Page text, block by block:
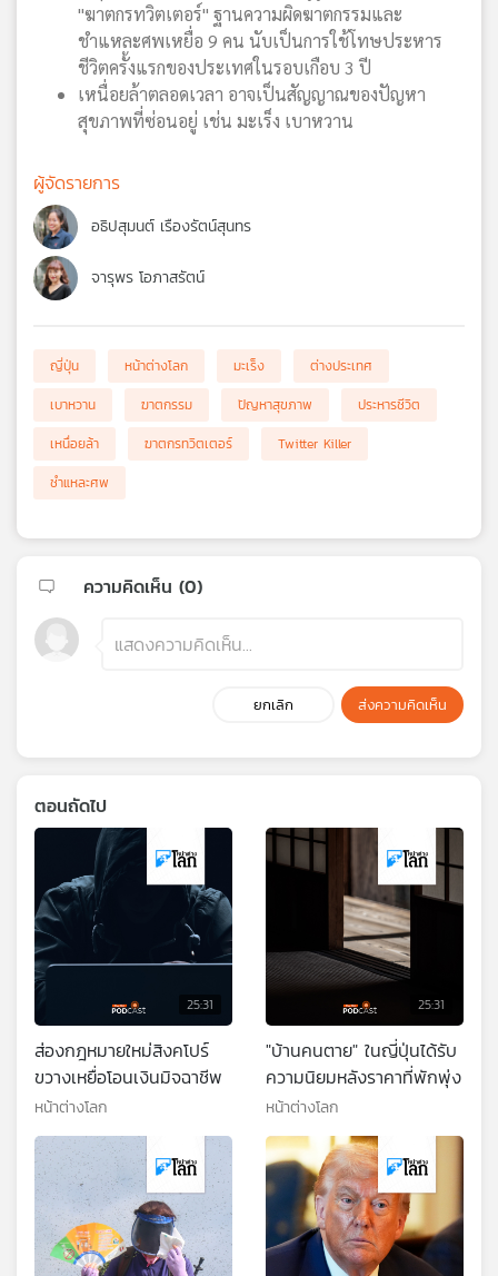
"ฆาตกรทวิตเตอร์" ฐานความผิดฆาตกรรมและ
ชำแหละศพเหยื่อ 9 คน นับเป็นการใช้โทษประหาร
ชีวิตครั้งแรกของประเทศในรอบเกือบ 3 ปี
เหนื่อยล้าตลอดเวลา อาจเป็นสัญญาณของปัญหา
สุขภาพที่ซ่อนอยู่ เช่น มะเร็ง เบาหวาน
ผู้จัดรายการ
อธิปสุมนต์ เรืองรัตน์สุนทร
จารุพร โอภาสรัตน์
ญี่ปุ่น หน้าต่างโลก มะเร็ง
ต่างประเทศ
เบาหวาน
ฆาตกรรม ปัญหาสุขภาพ
ประหารชีวิต
เหนื่อยล้า
ฆาตกรทวิตเตอร์
Twitter Killer
ชำแหละศพ
ความคิดเห็น (0)
ยกเลิก ส่งความคิดเห็น
ตอนถัดไป
25:31
ส่องกฎหมายใหม่สิงคโปร์
ขวางเหยื่อโอนเงินมิจฉาชีพ
หน้าต่างโลก
25:31
"บ้านคนตาย" ในญี่ปุ่นได้รับ
ความนิยมหลังราคาที่พักพุ่ง
หน้าต่างโลก